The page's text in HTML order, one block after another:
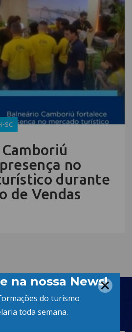
SC
no
durante
de Vendas
newsletter e receba
em seu e-mail